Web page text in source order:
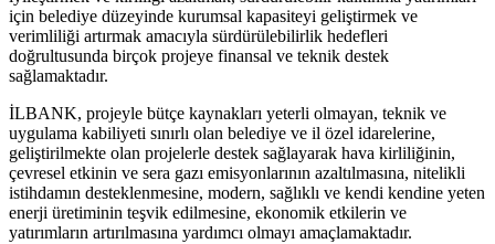
için belediye düzeyinde kurumsal kapasiteyi geliştirmek ve
verimliliği artırmak amacıyla sürdürülebilirlik hedefleri
doğrultusunda birçok projeye finansal ve teknik destek
sağlamaktadır.
İLBANK, projeyle bütçe kaynakları yeterli olmayan, teknik ve
uygulama kabiliyeti sınırlı olan belediye ve il özel idarelerine,
geliştirilmekte olan projelerle destek sağlayarak hava kirliliğinin,
çevresel etkinin ve sera gazı emisyonlarının azaltılmasına, nitelikli
istihdamın desteklenmesine, modern, sağlıklı ve kendi kendine yeten
enerji üretiminin teşvik edilmesine, ekonomik etkilerin ve
yatırımların artırılmasına yardımcı olmayı amaçlamaktadır.